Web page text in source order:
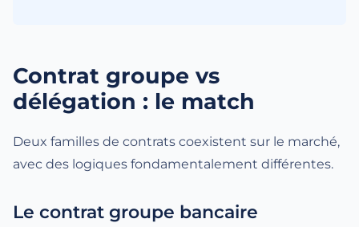
Contrat groupe vs
délégation : le match
Deux familles de contrats coexistent sur le marché,
avec des logiques fondamentalement différentes.
Le contrat groupe bancaire